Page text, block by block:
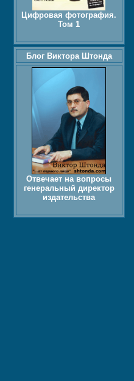
Цифровая фотография.
Том 1
Блог Виктора Штонда
Отвечает на вопросы
генеральный директор
издательства